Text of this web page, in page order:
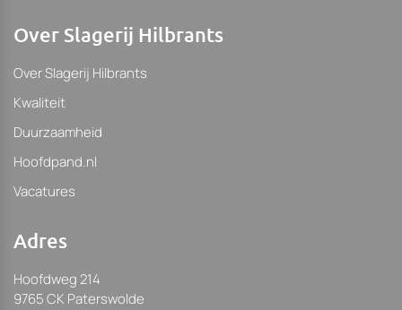
Over Slagerij Hilbrants
Over Slagerij Hilbrants
Kwaliteit
Duurzaamheid
Hoofdpand.nl
Vacatures
Adres
Hoofdweg 214
9765 CK Paterswolde